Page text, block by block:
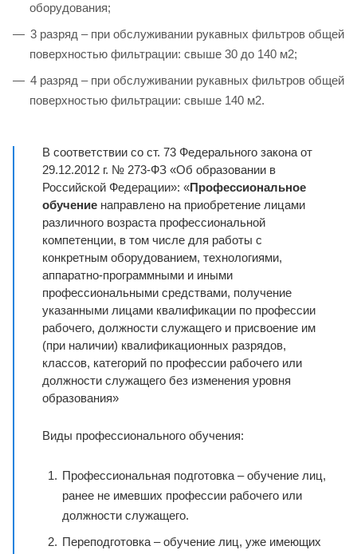
оборудования;
3 разряд – при обслуживании рукавных фильтров общей
поверхностью фильтрации: свыше 30 до 140 м2;
4 разряд – при обслуживании рукавных фильтров общей
поверхностью фильтрации: свыше 140 м2.
В соответствии со ст. 73 Федерального закона от
29.12.2012 г. № 273-ФЗ «Об образовании в
Российской Федерации»: «Профессиональное
обучение направлено на приобретение лицами
различного возраста профессиональной
компетенции, в том числе для работы с
конкретным оборудованием, технологиями,
аппаратно-программными и иными
профессиональными средствами, получение
указанными лицами квалификации по профессии
рабочего, должности служащего и присвоение им
(при наличии) квалификационных разрядов,
классов, категорий по профессии рабочего или
должности служащего без изменения уровня
образования»
Виды профессионального обучения:
Профессиональная подготовка – обучение лиц,
ранее не имевших профессии рабочего или
должности служащего.
Переподготовка – обучение лиц, уже имеющих